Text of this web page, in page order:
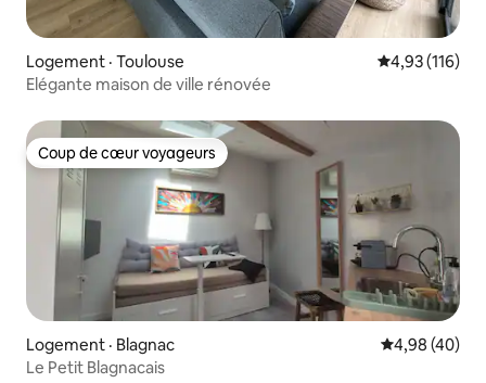
Logement · Toulouse Note
4,93 (116)
Elégante maison de ville rénovée
Coup de cœur voyageurs
Coup de cœur voyageurs
Logement · Blagnac Note
4,98 (40)
Le Petit Blagnacais